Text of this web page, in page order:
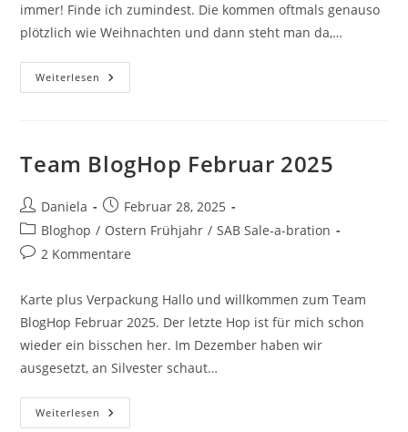
immer! Finde ich zumindest. Die kommen oftmals genauso
plötzlich wie Weihnachten und dann steht man da,…
Weiterlesen
Team BlogHop Februar 2025
Daniela
Februar 28, 2025
Bloghop / Ostern Frühjahr / SAB Sale-a-bration
2 Kommentare
Karte plus Verpackung Hallo und willkommen zum Team
BlogHop Februar 2025. Der letzte Hop ist für mich schon
wieder ein bisschen her. Im Dezember haben wir
ausgesetzt, an Silvester schaut…
Weiterlesen